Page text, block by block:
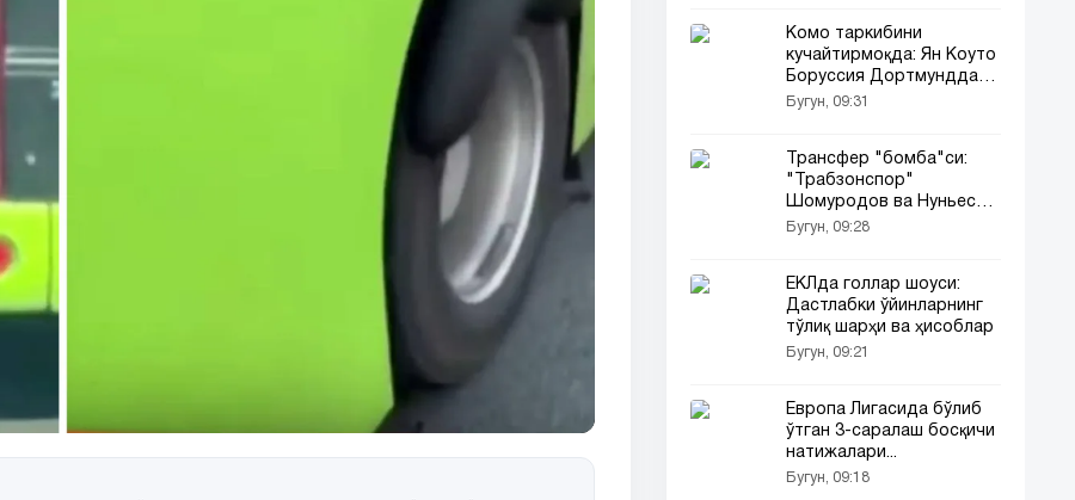
Комо таркибини
кучайтирмоқда: Ян Коуто
Боруссия Дортмунддан
трансфер қилинди
Бугун, 09:31
Трансфер "бомба"си:
"Трабзонспор"
Шомуродов ва Нуньесни
сотиб олмоқда!
Бугун, 09:28
ЕКЛда голлар шоуси:
Дастлабки ўйинларнинг
тўлиқ шарҳи ва ҳисоблар
Бугун, 09:21
Европа Лигасида бўлиб
ўтган 3-саралаш босқичи
натижалари...
Бугун, 09:18